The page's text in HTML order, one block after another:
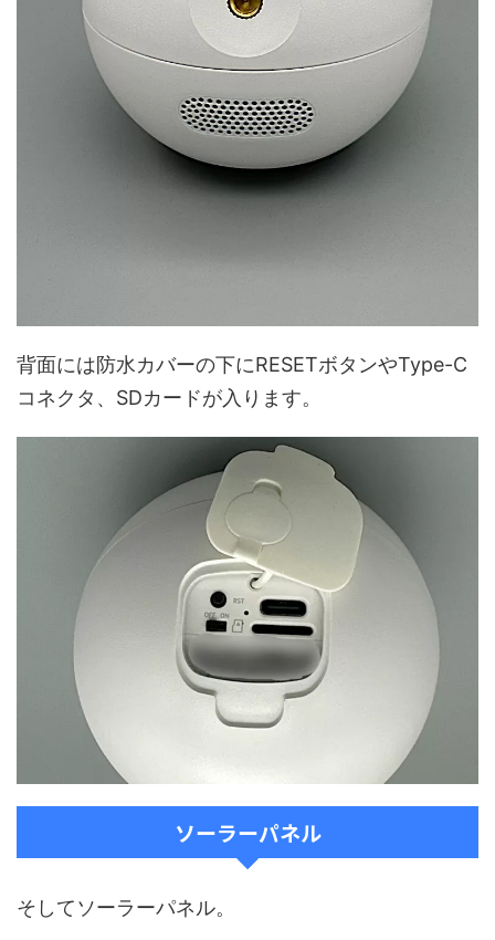
背面には防水カバーの下にRESETボタンやType-C
コネクタ、SDカードが入ります。
ソーラーパネル
そしてソーラーパネル。